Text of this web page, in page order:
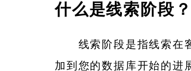
什么是线索阶段？
线索阶段是指线索在
加到您的数据库开始的进